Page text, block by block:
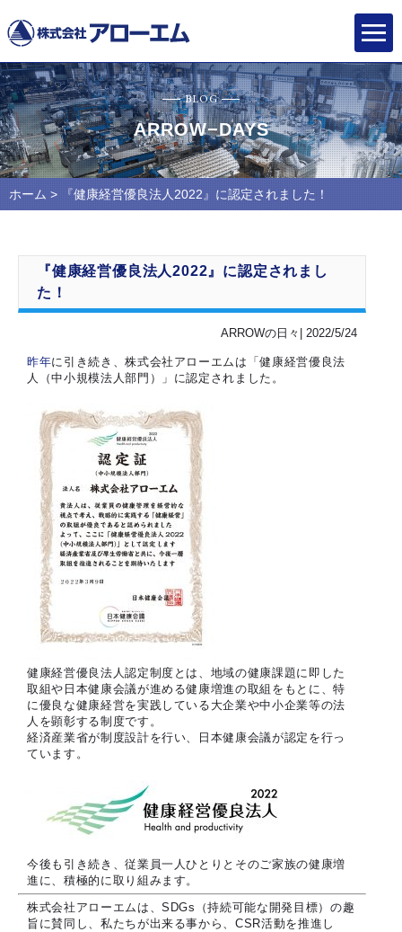
BLOG
ARROW−DAYS
ホーム > 『健康経営優良法人2022』に認定されました！
『健康経営優良法人2022』に認定されまし
た！
ARROWの日々| 2022/5/24
昨年に引き続き、株式会社アローエムは「健康経営優良法
人（中小規模法人部門）」に認定されました。
健康経営優良法人認定制度とは、地域の健康課題に即した
取組や日本健康会議が進める健康増進の取組をもとに、特
に優良な健康経営を実践している大企業や中小企業等の法
人を顕彰する制度です。
経済産業省が制度設計を行い、日本健康会議が認定を行っ
ています。
今後も引き続き、従業員一人ひとりとそのご家族の健康増
進に、積極的に取り組みます。
株式会社アローエムは、SDGs（持続可能な開発目標）の趣
旨に賛同し、私たちが出来る事から、CSR活動を推進し